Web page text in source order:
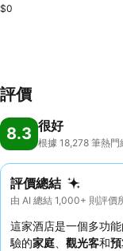
$0
評價
8.3 很好
根據 18,278 筆熱門
評價總結
由 AI 總結 1,000+ 則評價
這家酒店是一個多功
驗的家庭 觀光客和